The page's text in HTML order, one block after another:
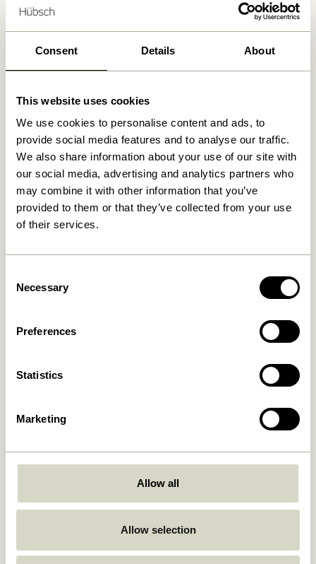
Consent Details About
This website uses cookies
We use cookies to personalise content and ads, to
provide social media features and to analyse our traffic.
We also share information about your use of our site with
our social media, advertising and analytics partners who
may combine it with other information that you’ve
provided to them or that they’ve collected from your use
of their services.
Selection
Necessary
Preferences
Statistics
Marketing
Allow all
Allow selection
Produits similaires
NOUVEAUTÉ
Sable Clair